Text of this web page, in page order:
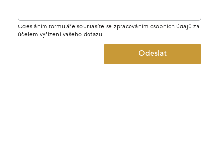
Odesláním formuláře souhlasíte se zpracováním osobních údajů za
účelem vyřízení vašeho dotazu.
Odeslat